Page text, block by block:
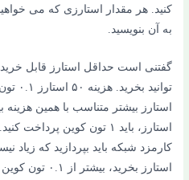
کنید. هر مقدار استارزی که می
به آن بنویسید.
استارز، باید ۱ تون کوین
استارز بخرید،